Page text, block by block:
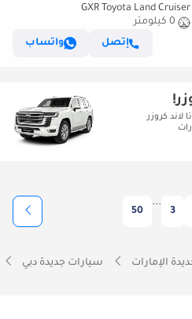
0 كيلومتر
إتصل
واتساب
كروزر
3
...
50
الإمارات سيارات جديدة دبي